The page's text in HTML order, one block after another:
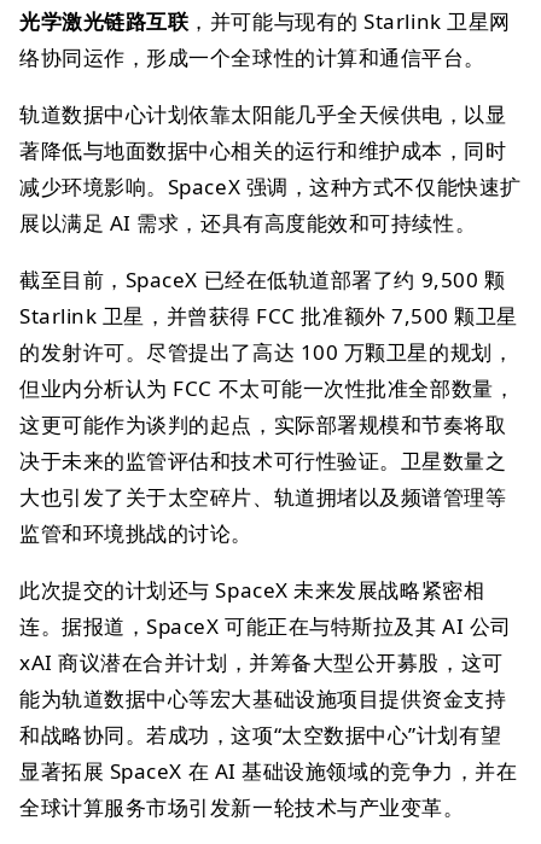
光学激光链路互联 ，并可能与现有的 Starlink 卫星网
络协同运作，形成一个全球性的计算和通信平台。
轨道数据中心计划依靠太阳能几乎全天候供电，以显
著降低与地面数据中心相关的运行和维护成本，同时
减少环境影响。SpaceX 强调，这种方式不仅能快速扩
展以满足 AI 需求，还具有高度能效和可持续性。
截至目前，SpaceX 已经在低轨道部署了约 9,500 颗
Starlink 卫星，并曾获得 FCC 批准额外 7,500 颗卫星
的发射许可。尽管提出了高达 100 万颗卫星的规划，
但业内分析认为 FCC 不太可能一次性批准全部数量，
这更可能作为谈判的起点，实际部署规模和节奏将取
决于未来的监管评估和技术可行性验证。卫星数量之
大也引发了关于太空碎片、轨道拥堵以及频谱管理等
监管和环境挑战的讨论。
此次提交的计划还与 SpaceX 未来发展战略紧密相
连。据报道，SpaceX 可能正在与特斯拉及其 AI 公司
xAI 商议潜在合并计划，并筹备大型公开募股，这可
能为轨道数据中心等宏大基础设施项目提供资金支持
和战略协同。若成功，这项“太空数据中心”计划有望
显著拓展 SpaceX 在 AI 基础设施领域的竞争力，并在
全球计算服务市场引发新一轮技术与产业变革。